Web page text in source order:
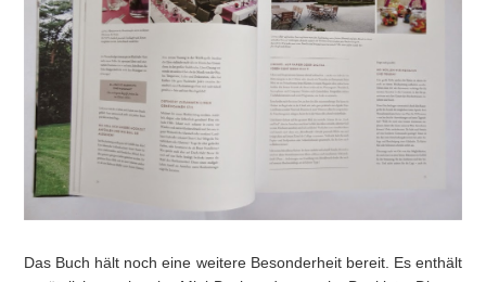
Das Buch hält noch eine weitere Besonderheit bereit. Es enthält